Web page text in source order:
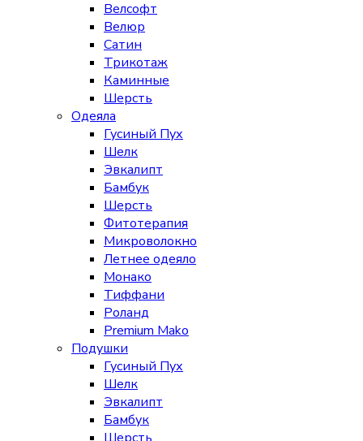
Велсофт
Велюр
Сатин
Трикотаж
Каминные
Шерсть
Одеяла
Гусиный Пух
Шелк
Эвкалипт
Бамбук
Шерсть
Фитотерапия
Микроволокно
Летнее одеяло
Монако
Тиффани
Роланд
Premium Mako
Подушки
Гусиный Пух
Шелк
Эвкалипт
Бамбук